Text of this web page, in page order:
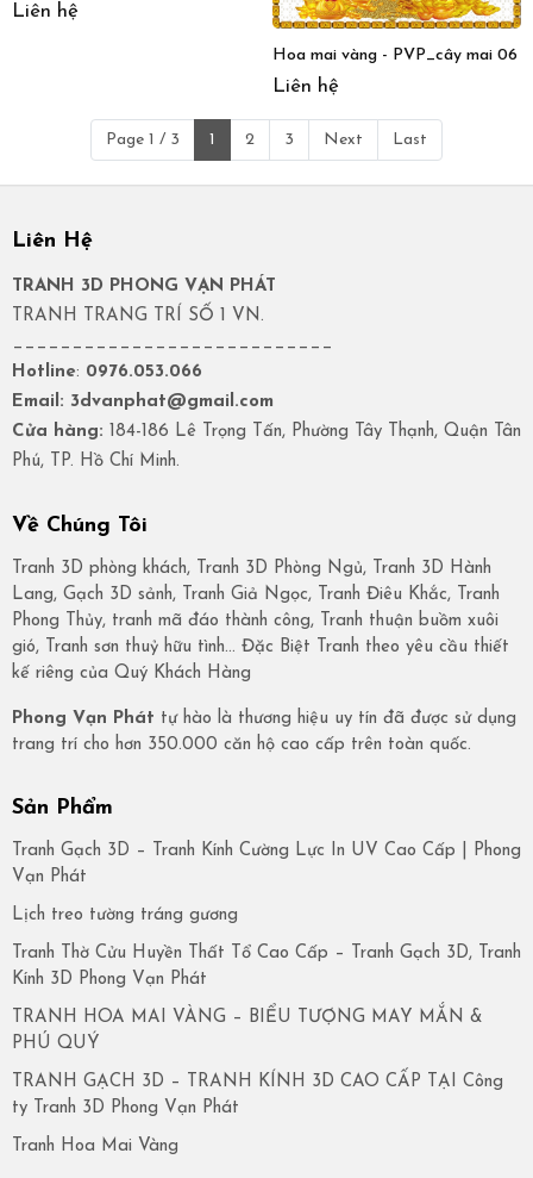
Liên hệ
Hoa mai vàng - PVP_cây mai 06
Liên hệ
Page 1 / 3 1 2 3 Next Last
Liên Hệ
TRANH 3D PHONG VẠN PHÁT
TRANH TRANG TRÍ SỐ 1 VN.
___________________________
Hotline: 0976.053.066
Email: 3dvanphat@gmail.com
Cửa hàng: 184-186 Lê Trọng Tấn, Phường Tây Thạnh, Quận Tân
Phú, TP. Hồ Chí Minh.
Về Chúng Tôi
Tranh 3D phòng khách, Tranh 3D Phòng Ngủ, Tranh 3D Hành
Lang, Gạch 3D sảnh, Tranh Giả Ngọc, Tranh Điêu Khắc, Tranh
Phong Thủy, tranh mã đáo thành công, Tranh thuận buồm xuôi
gió, Tranh sơn thuỷ hữu tình… Đặc Biệt Tranh theo yêu cầu thiết
kế riêng của Quý Khách Hàng
Phong Vạn Phát tự hào là thương hiệu uy tín đã được sử dụng
trang trí cho hơn 350.000 căn hộ cao cấp trên toàn quốc.
Sản Phẩm
Tranh Gạch 3D – Tranh Kính Cường Lực In UV Cao Cấp | Phong
Vạn Phát
Lịch treo tường tráng gương
Tranh Thờ Cửu Huyền Thất Tổ Cao Cấp – Tranh Gạch 3D, Tranh
Kính 3D Phong Vạn Phát
TRANH HOA MAI VÀNG – BIỂU TƯỢNG MAY MẮN &
PHÚ QUÝ
TRANH GẠCH 3D – TRANH KÍNH 3D CAO CẤP TẠI Công
ty Tranh 3D Phong Vạn Phát
Tranh Hoa Mai Vàng